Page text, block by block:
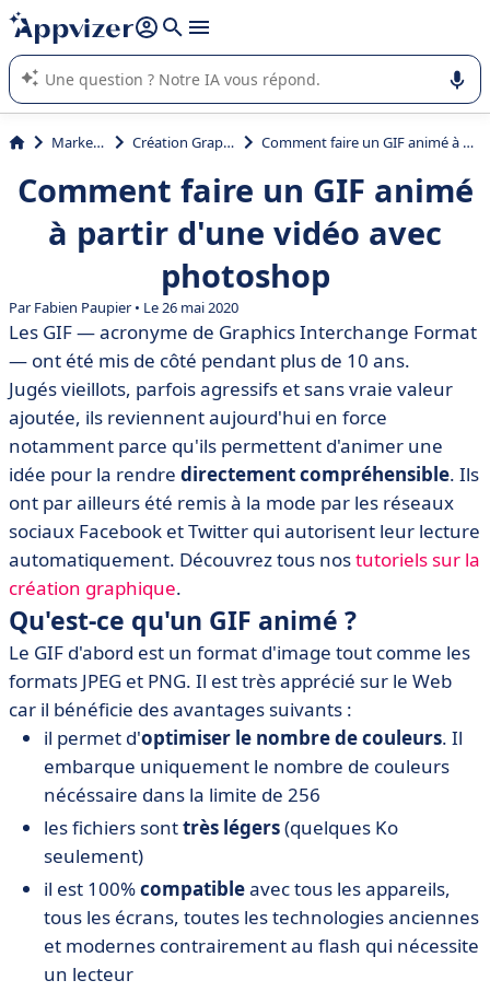
répondre (plusieurs lignes avec
L'IA de Appvizer vous guide dans l'utilisation ou la sélection de
logiciel SaaS en entreprise.
Marketing Création Graphique Comment faire un GIF animé à partir d'une vidéo avec photoshop
Comment faire un GIF animé
à partir d'une vidéo avec
photoshop
Par Fabien Paupier • Le 26 mai 2020
Les GIF — acronyme de Graphics Interchange Format
— ont été mis de côté pendant plus de 10 ans.
Jugés vieillots, parfois agressifs et sans vraie valeur
ajoutée, ils reviennent aujourd'hui en force
notamment parce qu'ils permettent d'animer une
idée pour la rendre directement compréhensible. Ils
ont par ailleurs été remis à la mode par les réseaux
sociaux Facebook et Twitter qui autorisent leur lecture
automatiquement. Découvrez tous nostutoriels sur la
création graphique.
Qu'est-ce qu'un GIF animé ?
Le GIF d'abord est un format d'image tout comme les
formats JPEG et PNG. Il est très apprécié sur le Web
car il bénéficie des avantages suivants :
il permet d'optimiser le nombre de couleurs. Il
embarque uniquement le nombre de couleurs
nécéssaire dans la limite de 256
les fichiers sonttrès légers(quelques Ko
seulement)
il est 100%compatibleavec tous les appareils,
tous les écrans, toutes les technologies anciennes
et modernes contrairement au flash qui nécessite
un lecteur